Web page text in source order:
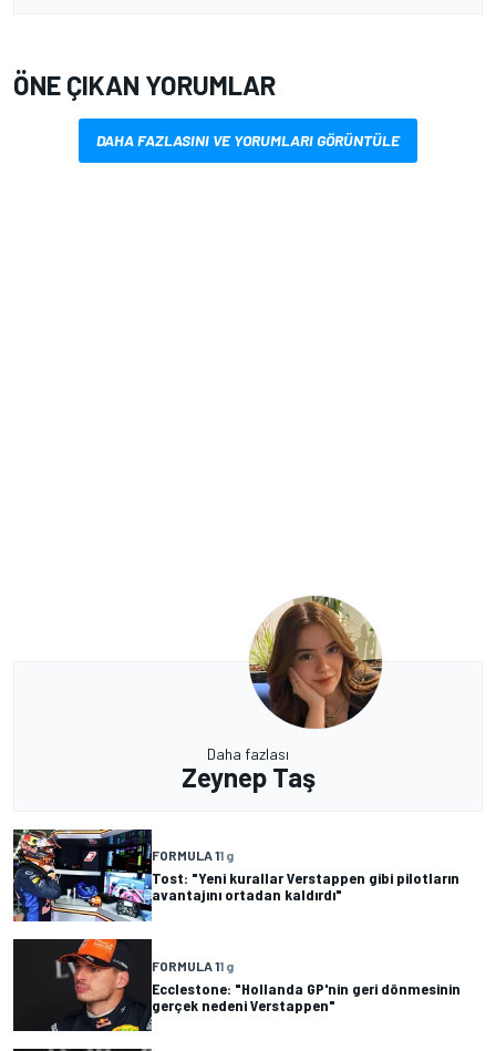
ÖNE ÇIKAN YORUMLAR
DAHA FAZLASINI VE YORUMLARI GÖRÜNTÜLE
Daha fazlası
Zeynep Taş
FORMULA 11 g
Tost: "Yeni kurallar Verstappen gibi pilotların
avantajını ortadan kaldırdı"
FORMULA 11 g
Ecclestone: "Hollanda GP'nin geri dönmesinin
gerçek nedeni Verstappen"